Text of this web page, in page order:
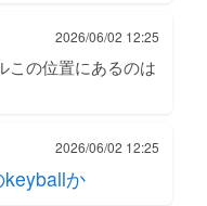
2026/06/02 12:25
この位置にあるのは
2026/06/02 12:25
か